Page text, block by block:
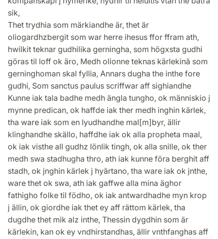
sik,
Thet trydhia som märkiandhe är, thet är
oliogardhzbergit som war herre ihesus ffor ffram ath,
hwilkit teknar gudhilika gerningha, som högxsta gudhi
göras til loff ok äro, Medh olionne teknas kärlekinã som
gerninghoman skal fyllia, Annars dugha the inthe fore
gudhi, Som sanctus paulus scriffwar aff sighiandhe
Kunne iak tala badhe medh ängla tungho, ok människio j
mynne predican, ok haffde iak ther medh inghin kärlek,
tha ware iak som en lyudhandhe mal[m]byr, ällir
klinghandhe skällo, haffdhe iak ok alla propheta maal,
ok iak visthe all gudhz lönlik tingh, ok alla snille, ok ther
medh swa stadhugha thro, ath iak kunne föra berghit aff
stadh, ok jnghin kärlek j hyärtano, tha ware iak ok jnthe,
ware thet ok swa, ath iak gaffwe alla mina äghor
fathigho folke til födho, ok iak antwardhadhe myn krop
j ällin, ok giordhe iak thet ey aff rättom kärlek, tha
dugdhe thet mik alz inthe, Thessin dygdhin som är
kärlekin, kan ok ey vndhirstandhas, ällir vnthfanghas aff